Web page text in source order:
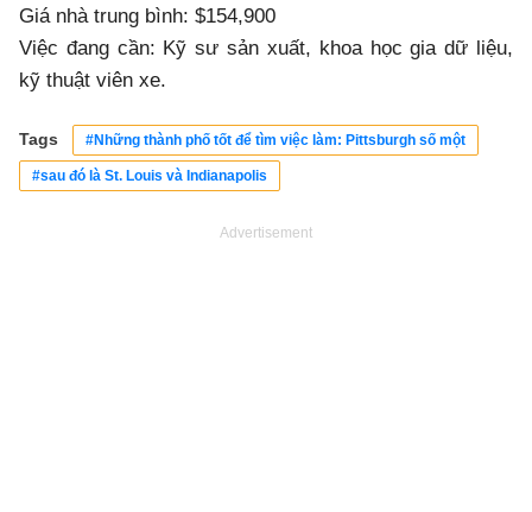
Giá nhà trung bình: $154,900
Việc đang cần: Kỹ sư sản xuất, khoa học gia dữ liệu,
kỹ thuật viên xe.
Tags #Những thành phố tốt để tìm việc làm: Pittsburgh số một
#sau đó là St. Louis và Indianapolis
Advertisement